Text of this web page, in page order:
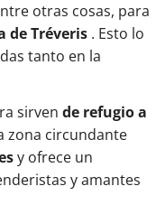
otras cosas, para
de Tréveris . Esto lo
tanto en la
sirven de refugio a
zona circundante
y ofrece un
y amantes